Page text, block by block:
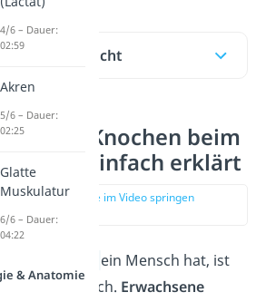
Inhaltsübersicht
der Knochen beim
einfach erklärt
zur Stelle im Video springen
ein Mensch hat, ist
unterschiedlich. Erwachsene
4/6 – Dauer:
02:59
Akren
5/6 – Dauer:
02:25
Glatte
Muskulatur
6/6 – Dauer:
04:22
& Anatomie